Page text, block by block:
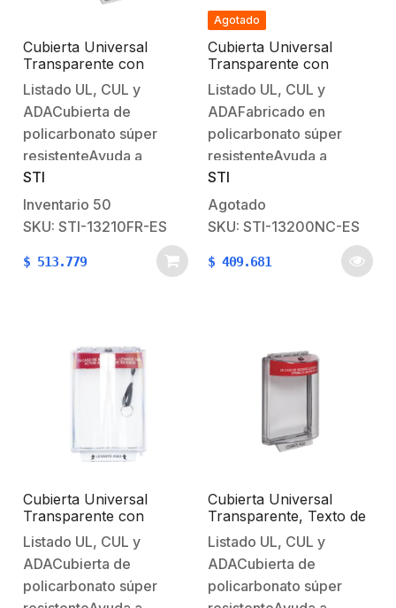
Cubierta Universal
Transparente con
Espaciador, Texto de
Incendio en Español
Listado UL, CUL y
ADACubierta de
policarbonato súper
resistenteAyuda a
proteger los dispositivos
contra el vandalismo y el
daño accidentalTexto
españolMontaje
knockoutsBisagra
continúa de alta
resistenciaDimensiones:
102 x 138 x 99 mm
STI
Inventario 50
SKU: STI-13210FR-ES
$ 513.779
Agotado
Cubierta Universal
Transparente con
Espaciador, Texto en
Español
Listado UL, CUL y
ADAFabricado en
policarbonato súper
resistenteAyuda a
proteger los dispositivos
contra el vandalismo y el
daño accidentalTexto en
superficialConductor
continúa de alta
resistenciaDimensiones:
102 x 152 x 99 mm
STI
Agotado
SKU: STI-13200NC-ES
$ 409.681
Cubierta Universal
Transparente con
Sirena, Texto de
Incendio en Español
Listado UL, CUL y
ADACubierta de
policarbonato súper
Cubierta Universal
Transparente, Texto de
Incendio en Español
Listado UL, CUL y
ADACubierta de
policarbonato súper